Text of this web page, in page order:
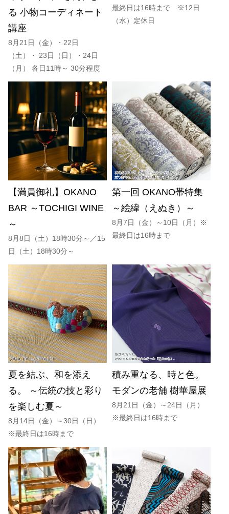
る 小物コーディネート
講座
8月21日（金）・22日
（土）・ 23日（日）・24日
（月） 各日11時～ 30分程度
最終日は16時まで ※12日
（水）定休日
【満員御礼】OKANO
BAR ～TOCHIGI WINE
～
8月8日（土）18時30分～／15
日（土）18時30分～
第一回 OKANO帯特集
～絵緯（えぬき）～
8月7日（金）～10日（月）※
最終日は16時まで
夏を結ぶ、和を添え
る。 ～伝統の技と彩り
を楽しむ夏～
8月14日（金）～30日（日）
※最終日は16時まで
積み重なる、時と色。
モダンの老舗 樹華屋展
8月21日（金）～24日（月）
※最終日は16時まで